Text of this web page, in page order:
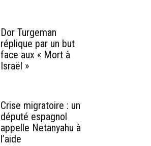
Dor Turgeman
réplique par un but
face aux « Mort à
Israël »
Crise migratoire : un
député espagnol
appelle Netanyahu à
l’aide